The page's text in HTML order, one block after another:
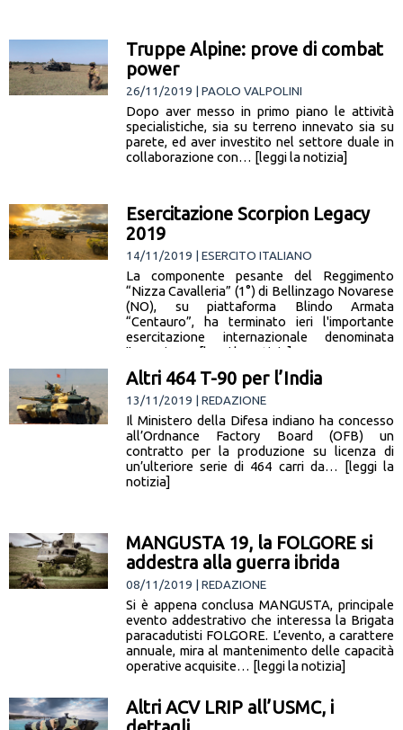
Truppe Alpine: prove di combat
power
26/11/2019 | PAOLO VALPOLINI
Dopo aver messo in primo piano le attività
specialistiche, sia su terreno innevato sia su
parete, ed aver investito nel settore duale in
collaborazione con… [leggi la notizia]
Esercitazione Scorpion Legacy
2019
14/11/2019 | ESERCITO ITALIANO
La componente pesante del Reggimento
“Nizza Cavalleria” (1°) di Bellinzago Novarese
(NO), su piattaforma Blindo Armata
“Centauro”, ha terminato ieri l'importante
esercitazione internazionale denominata
"Scorpion… [leggi la notizia]
Altri 464 T-90 per l’India
13/11/2019 | REDAZIONE
Il Ministero della Difesa indiano ha concesso
all’Ordnance Factory Board (OFB) un
contratto per la produzione su licenza di
un’ulteriore serie di 464 carri da… [leggi la
notizia]
MANGUSTA 19, la FOLGORE si
addestra alla guerra ibrida
08/11/2019 | REDAZIONE
Si è appena conclusa MANGUSTA, principale
evento addestrativo che interessa la Brigata
paracadutisti FOLGORE. L’evento, a carattere
annuale, mira al mantenimento delle capacità
operative acquisite… [leggi la notizia]
Altri ACV LRIP all’USMC, i